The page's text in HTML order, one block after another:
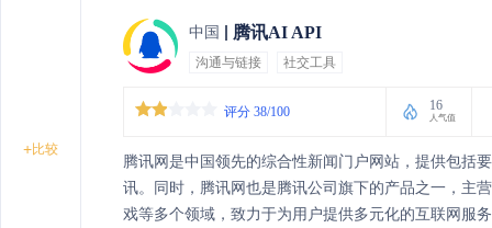
+比较
中国 腾讯AI API
沟通与链接 社交工具
评分 38/100 16
人气值
腾讯网是中国领先的综合性新闻门户网站，提供包括
讯。同时，腾讯网也是腾讯公司旗下的产品之一，主
戏等多个领域，致力于为用户提供多元化的互联网服